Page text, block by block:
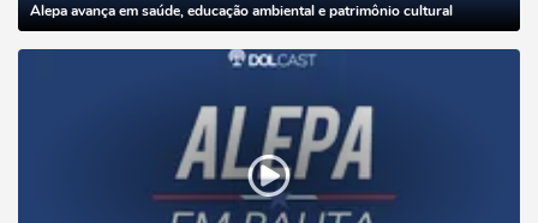
Alepa avança em saúde, educação ambiental e patrimônio cultural